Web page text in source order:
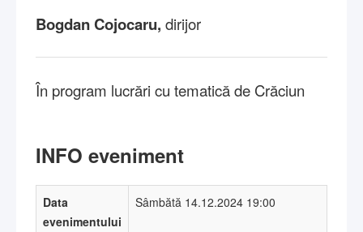
Bogdan Cojocaru, dirijor
În program lucrări cu tematică de Crăciun
INFO eveniment
Data
evenimentului
Sâmbătă 14.12.2024 19:00